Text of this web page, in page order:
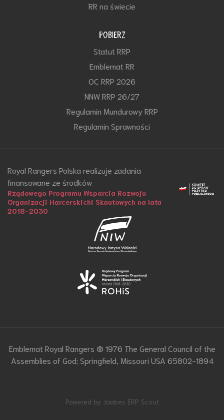
RR na świecie
POBIERZ
Statut RRP
Emblemat RR
OC RRP 2026
NNW RRP 26/27
Regulamin Mundurowy RRP
Regulamin Sprawności
Royal Rangers Polska realizuje zadania
finansowane ze środków
Rządowego Programu Wsparcia Rozwoju
Organizacji Harcerskichi Skautowych na lata
2018-2030
Emblemat Royal Rangers ® 1976 The General Council of the
Assemblies of God; Springfield, Missouri USA 65802-1894
Powered by Jaabes ERP Scout